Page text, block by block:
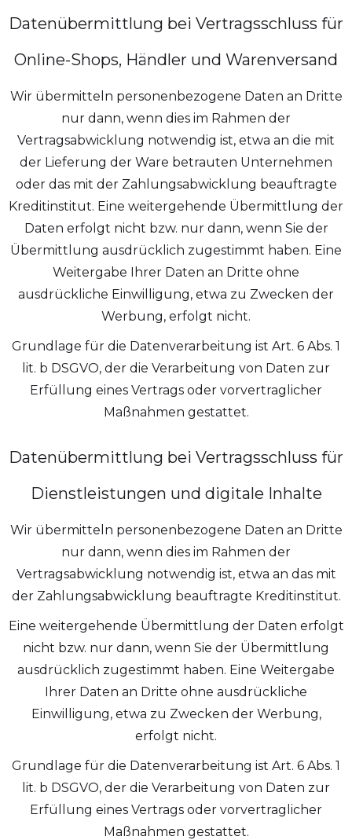
Datenübermittlung bei Vertragsschluss für
Online-Shops, Händler und Warenversand
Wir übermitteln personenbezogene Daten an Dritte
nur dann, wenn dies im Rahmen der
Vertragsabwicklung notwendig ist, etwa an die mit
der Lieferung der Ware betrauten Unternehmen
oder das mit der Zahlungsabwicklung beauftragte
Kreditinstitut. Eine weitergehende Übermittlung der
Daten erfolgt nicht bzw. nur dann, wenn Sie der
Übermittlung ausdrücklich zugestimmt haben. Eine
Weitergabe Ihrer Daten an Dritte ohne
ausdrückliche Einwilligung, etwa zu Zwecken der
Werbung, erfolgt nicht.
Grundlage für die Datenverarbeitung ist Art. 6 Abs. 1
lit. b DSGVO, der die Verarbeitung von Daten zur
Erfüllung eines Vertrags oder vorvertraglicher
Maßnahmen gestattet.
Datenübermittlung bei Vertragsschluss für
Dienstleistungen und digitale Inhalte
Wir übermitteln personenbezogene Daten an Dritte
nur dann, wenn dies im Rahmen der
Vertragsabwicklung notwendig ist, etwa an das mit
der Zahlungsabwicklung beauftragte Kreditinstitut.
Eine weitergehende Übermittlung der Daten erfolgt
nicht bzw. nur dann, wenn Sie der Übermittlung
ausdrücklich zugestimmt haben. Eine Weitergabe
Ihrer Daten an Dritte ohne ausdrückliche
Einwilligung, etwa zu Zwecken der Werbung,
erfolgt nicht.
Grundlage für die Datenverarbeitung ist Art. 6 Abs. 1
lit. b DSGVO, der die Verarbeitung von Daten zur
Erfüllung eines Vertrags oder vorvertraglicher
Maßnahmen gestattet.